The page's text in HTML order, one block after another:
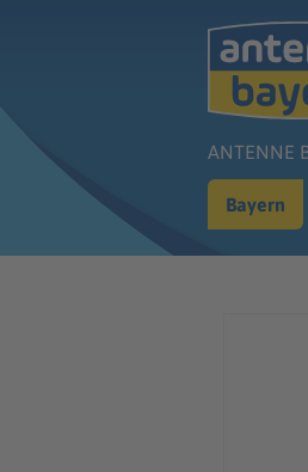
ANTENNE
Bayern